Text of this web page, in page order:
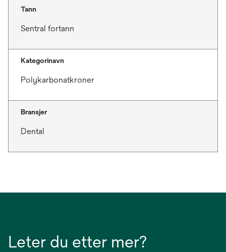
Tann
Sentral fortann
Kategorinavn
Polykarbonatkroner
Bransjer
Dental
Leter du etter mer?